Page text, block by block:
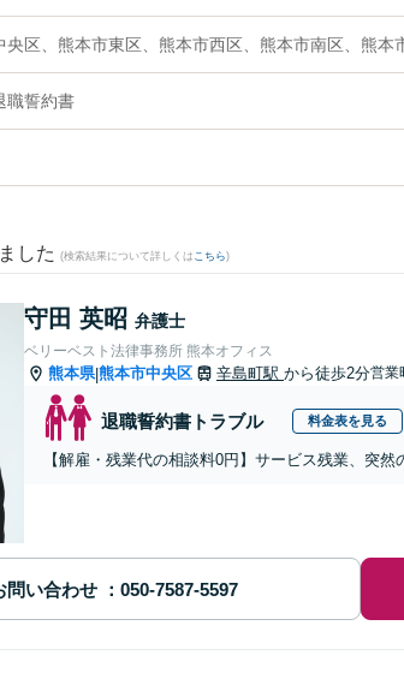
い』『退職誓約書トラブルのトラブル解決の実績豊富な
などでお困りの相談者さんにおすすめです。
央区、熊本市東区、熊本市西区、熊本市南区、熊本
職誓約書
した (検索結果について詳しくは こちら)
守田 英昭 弁護士
ベリーベスト法律事務所 熊本オフィス
熊本県|熊本市中央区 辛島町駅 から徒歩2分営業
退職誓約書トラブル 料金表を見る
【解雇・残業代の相談料0円】サービス残業、突
問い合わせ